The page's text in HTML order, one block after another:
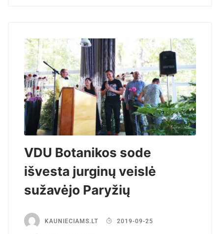
VDU Botanikos sode
išvesta jurginų veislė
sužavėjo Paryžių
KAUNIECIAMS.LT 2019-09-25